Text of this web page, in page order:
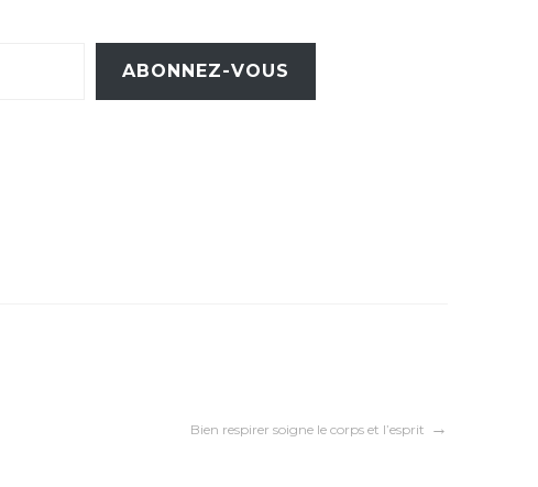
ABONNEZ-VOUS
Bien respirer soigne le corps et l’esprit